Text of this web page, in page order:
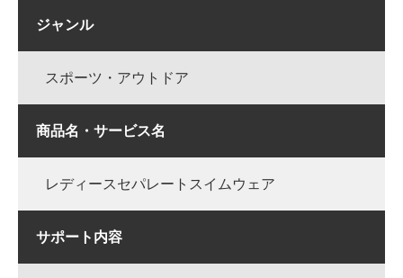
ジャンル
スポーツ・アウトドア
商品名・サービス名
レディースセパレートスイムウェア
サポート内容